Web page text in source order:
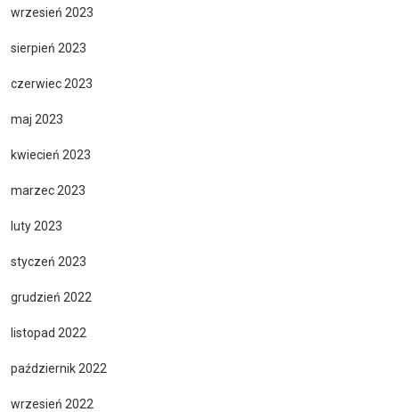
wrzesień 2023
sierpień 2023
czerwiec 2023
maj 2023
kwiecień 2023
marzec 2023
luty 2023
styczeń 2023
grudzień 2022
listopad 2022
październik 2022
wrzesień 2022